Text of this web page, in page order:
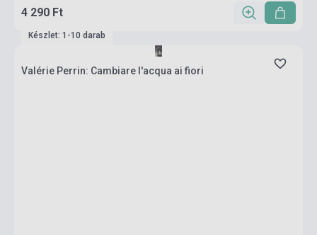
4 290 Ft
Készlet: 1-10 darab
Valérie Perrin: Cambiare l'acqua ai fiori